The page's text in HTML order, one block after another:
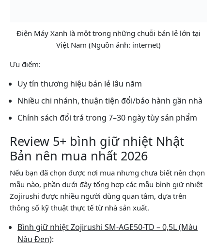
Điện Máy Xanh là một trong những chuỗi bán lẻ lớn tại
Việt Nam (Nguồn ảnh: internet)
Ưu điểm:
Uy tín thương hiệu bán lẻ lâu năm
Nhiều chi nhánh, thuận tiện đổi/bảo hành gần nhà
Chính sách đổi trả trong 7–30 ngày tùy sản phẩm
Review 5+ bình giữ nhiệt Nhật
Bản nên mua nhất 2026
Nếu bạn đã chọn được nơi mua nhưng chưa biết nên chọn
mẫu nào, phần dưới đây tổng hợp các mẫu bình giữ nhiệt
Zojirushi được nhiều người dùng quan tâm, dựa trên
thông số kỹ thuật thực tế từ nhà sản xuất.
Bình giữ nhiệt Zojirushi SM-AGE50-TD – 0,5L (Màu
Nâu Đen):